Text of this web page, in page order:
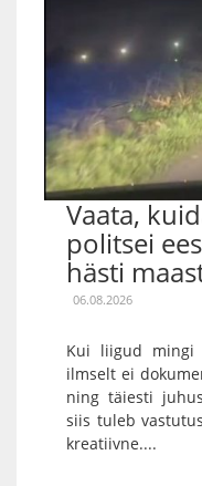
Vaata,
politsei
hästi
06.08.2026
Kui liigud mingi
ilmselt ei
ning täiesti
siis tuleb
kreatiivne....